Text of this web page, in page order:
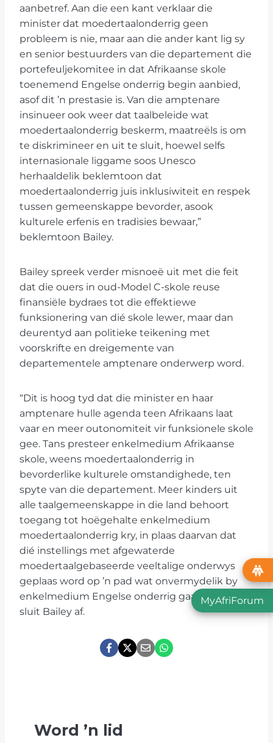
aanbetref. Aan die een kant verklaar die
minister dat moedertaalonderrig geen
probleem is nie, maar aan die ander kant lig sy
en senior bestuurders van die departement die
portefeuljekomitee in dat Afrikaanse skole
toenemend Engelse onderrig begin aanbied,
asof dit ’n prestasie is. Van die amptenare
insinueer ook weer dat taalbeleide wat
moedertaalonderrig beskerm, maatreëls is om
te diskrimineer en uit te sluit, hoewel selfs
internasionale liggame soos Unesco
herhaaldelik beklemtoon dat
moedertaalonderrig juis inklusiwiteit en respek
tussen gemeenskappe bevorder, asook
kulturele erfenis en tradisies bewaar,”
beklemtoon Bailey.
Bailey spreek verder misnoeë uit met die feit
dat die ouers in oud-Model C-skole reuse
finansiële bydraes tot die effektiewe
funksionering van dié skole lewer, maar dan
deurentyd aan politieke teikening met
voorskrifte en dreigemente van
departementele amptenare onderwerp word.
“Dit is hoog tyd dat die minister en haar
amptenare hulle agenda teen Afrikaans laat
vaar en meer outonomiteit vir funksionele skole
gee. Tans presteer enkelmedium Afrikaanse
skole, weens moedertaalonderrig in
bevorderlike kulturele omstandighede, ten
spyte van die departement. Meer kinders uit
alle taalgemeenskappe in die land behoort
toegang tot hoëgehalte enkelmedium
moedertaalonderrig kry, in plaas daarvan dat
dié instellings met afgewaterde
moedertaalgebaseerde veeltalige onderwys
geplaas word op ’n pad wat onvermydelik by
enkelmedium Engelse onderrig gaan eindig,”
sluit Bailey af.
Word ’n lid
MyAfriForum